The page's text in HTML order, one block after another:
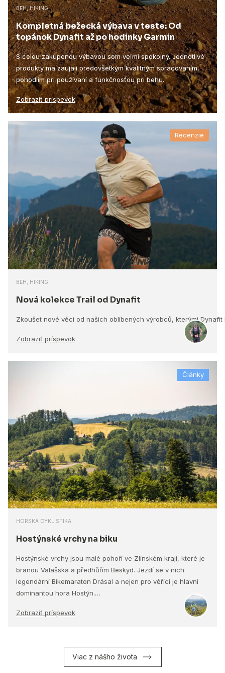
BEH, HIKING
Kompletná bežecká výbava v teste: Od
topánok Dynafit až po hodinky Garmin
S celou zakúpenou výbavou som veľmi spokojný. Jednotlivé
produkty ma zaujali predovšetkým kvalitným spracovaním,
pohodlím pri používaní a funkčnosťou pri behu.
Zobraziť príspevok
Recenzie
BEH, HIKING
Nová kolekce Trail od Dynafit
Zkoušet nové věci od našich oblíbených výrobců, kterými
Zobraziť príspevok
Články
HORSKÁ CYKLISTIKA
Hostýnské vrchy na biku
Hostýnské vrchy jsou malé pohoří ve Zlínském kraji, které je
branou Valašska a předhůřím Beskyd. Jezdí se v nich
legendární Bikemaraton Drásal a nejen pro věřící je hlavní
dominantou hora Hostýn.…
Zobraziť príspevok
Viac z nášho života